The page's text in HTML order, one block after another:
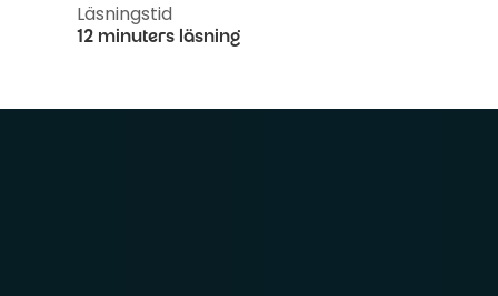
Läsningstid
12 minuters läsning